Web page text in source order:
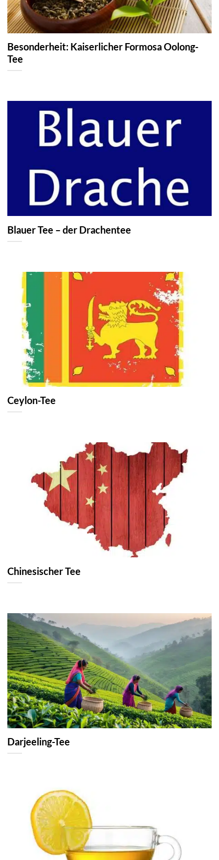
Besonderheit: Kaiserlicher Formosa Oolong-
Tee
Blauer Tee – der Drachentee
Ceylon-Tee
Chinesischer Tee
Darjeeling-Tee